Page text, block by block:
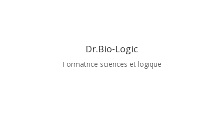
Dr.Bio-Logic
Formatrice sciences et logique